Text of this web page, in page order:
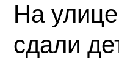
На
сдали